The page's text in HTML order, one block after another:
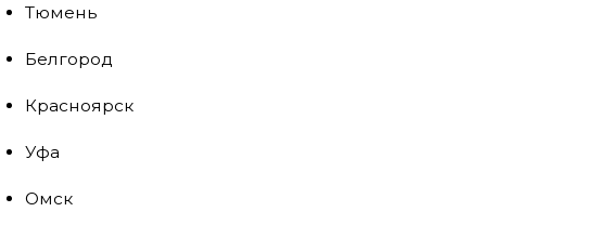
Тюмень
Белгород
Красноярск
Уфа
Омск